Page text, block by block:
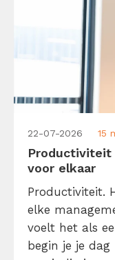
22-07-2026 15
Productiviteit
voor elkaar
Productiviteit.
elke
voelt het als
begin je je